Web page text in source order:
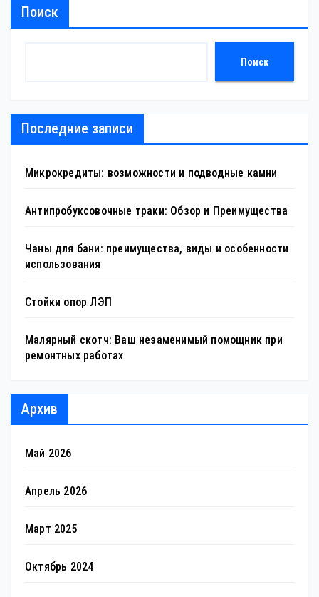
Поиск
Поиск
Последние записи
Микрокредиты: возможности и подводные камни
Антипробуксовочные траки: Обзор и Преимущества
Чаны для бани: преимущества, виды и особенности
использования
Стойки опор ЛЭП
Малярный скотч: Ваш незаменимый помощник при
ремонтных работах
Архив
Май 2026
Апрель 2026
Март 2025
Октябрь 2024